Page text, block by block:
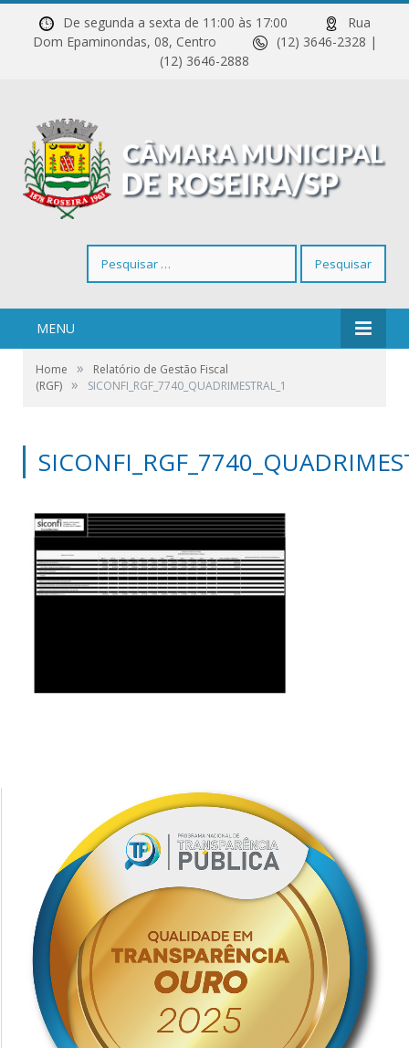
De segunda a sexta de 11:00 às 17:00
Rua
Dom Epaminondas, 08, Centro
(12) 3646-2328 |
(12) 3646-2888
por:
MENU
Home »
Relatório de Gestão Fiscal
(RGF) » SICONFI_RGF_7740_QUADRIMESTRAL_1